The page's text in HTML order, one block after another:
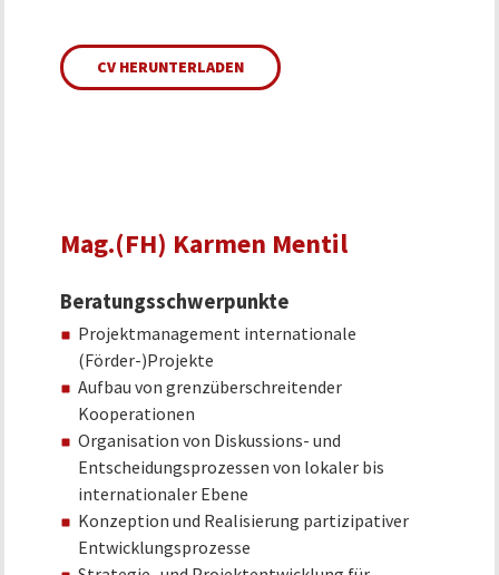
CV HERUNTERLADEN
Mag.(FH) Karmen Mentil
Beratungsschwerpunkte
Projektmanagement internationale
(Förder-)Projekte
Aufbau von grenzüberschreitender
Kooperationen
Organisation von Diskussions- und
Entscheidungsprozessen von lokaler bis
internationaler Ebene
Konzeption und Realisierung partizipativer
Entwicklungsprozesse